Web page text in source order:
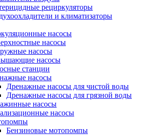
рециркуляторы
и климатизаторы
насосы
насосы
насосы
насосы
станции
насосы
Дренажные насосы для чистой воды
Дренажные насосы для грязной воды
насосы
насосы
Бензиновые мотопомпы